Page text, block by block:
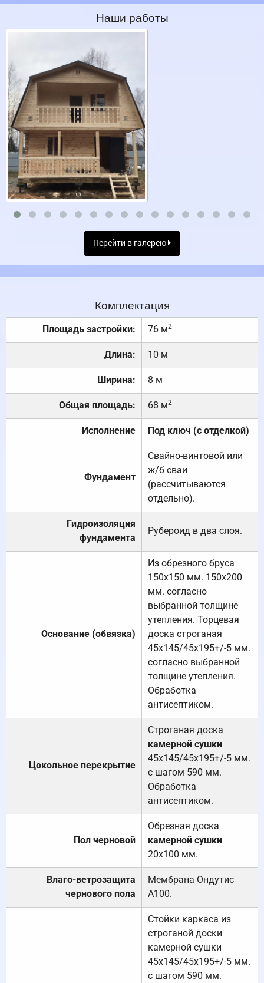
Наши работы
Перейти в галерею
Комплектация
Площадь застройки: 76 м2
Длина: 10 м
Ширина: 8 м
Общая площадь: 68 м2
Исполнение Под ключ (с отделкой)
Фундамент
Свайно-винтовой или
ж/б сваи
(рассчитываются
отдельно).
Гидроизоляция
фундамента
Рубероид в два слоя.
Основание (обвязка)
Из обрезного бруса
150х150 мм. 150х200
мм. согласно
выбранной толщине
утепления. Торцевая
доска строганая
45х145/45х195+/-5 мм.
согласно выбранной
толщине утепления.
Обработка
антисептиком.
Цокольное перекрытие
Строганая доска
камерной сушки
45х145/45х195+/-5 мм.
с шагом 590 мм.
Обработка
антисептиком.
Пол черновой
Обрезная доска
камерной сушки
20х100 мм.
Влаго-ветрозащита
чернового пола
Мембрана Ондутис
А100.
Стойки каркаса из
строганой доски
камерной сушки
45х145/45х195+/-5 мм.
с шагом 590 мм.